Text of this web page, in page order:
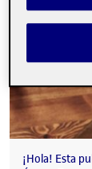
¡Hola! Esta